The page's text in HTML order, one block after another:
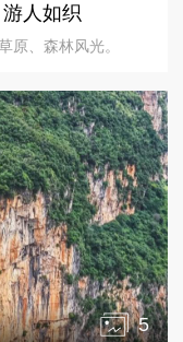
人如织
原、森林风光。
5